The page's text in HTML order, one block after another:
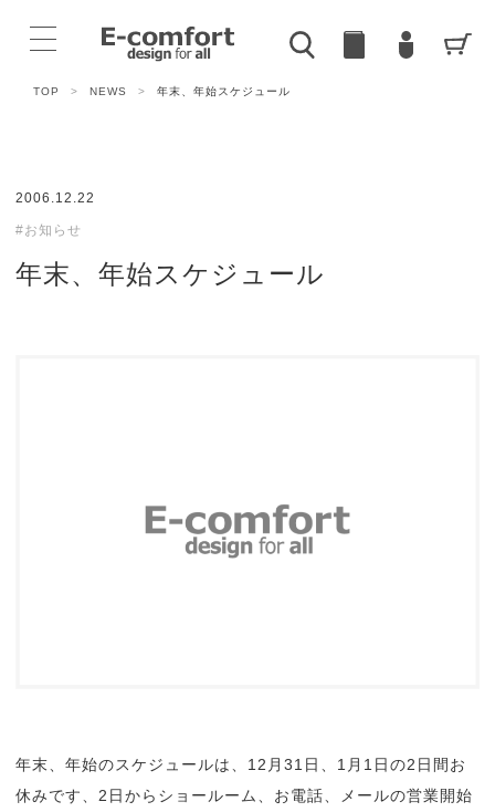
TOP > NEWS > 年末、年始スケジュール
2006.12.22
#お知らせ
年末、年始スケジュール
年末、年始のスケジュールは、12月31日、1月1日の2日間お
休みです、2日からショールーム、お電話、メールの営業開始